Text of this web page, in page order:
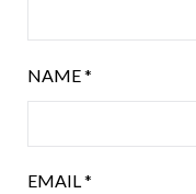
NAME*
EMAIL *